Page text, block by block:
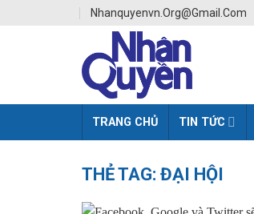
Nhanquyenvn.org@gmail.com
TRANG CHỦ TIN TỨC
THẺ TAG: ĐẠI HỘI